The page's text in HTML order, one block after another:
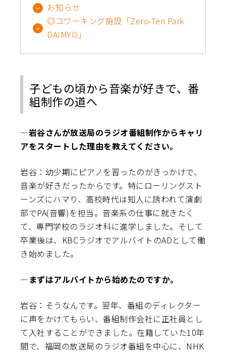
お知らせ
◎コワーキング施設「Zero-Ten Park
DAIMYO」
子どもの頃から音楽が好きで、番
組制作の道へ
―岩谷さんが放送局のラジオ番組制作からキャリ
アをスタートした理由を教えてください。
岩谷：幼少期にピアノを習ったのがきっかけで、
音楽が好きだったからです。特にローリングスト
ーンズにハマり、高校時代は知人に誘われて演劇
部でPA(音響)を担当。音楽系の仕事に就きたく
て、専門学校のラジオ科に進学しました。そして
卒業後は、KBCラジオでアルバイトのADとして働
き始めました。
―まずはアルバイトから始めたのですか。
岩谷：そうなんです。翌年、番組のディレクター
に声をかけてもらい、番組制作会社に正社員とし
て入社することができました。在籍していた10年
間で、福岡の放送局のラジオ番組を中心に、NHK